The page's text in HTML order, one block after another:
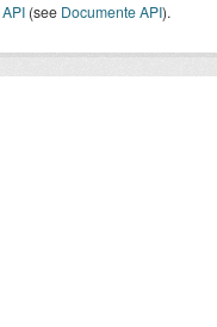
API (see Documente API).